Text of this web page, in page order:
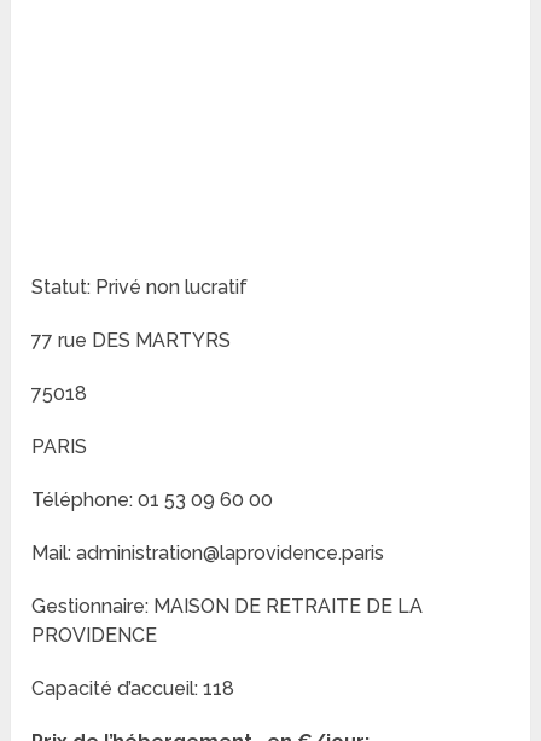
Statut: Privé non lucratif
77 rue DES MARTYRS
75018
PARIS
Téléphone: 01 53 09 60 00
Mail: administration@laprovidence.paris
Gestionnaire: MAISON DE RETRAITE DE LA
PROVIDENCE
Capacité d’accueil: 118